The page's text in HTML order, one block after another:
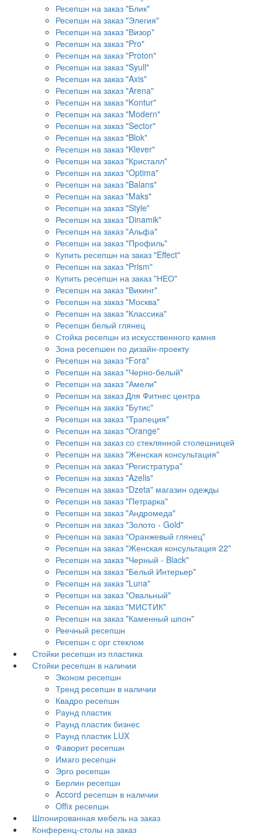
Ресепшн на заказ "Блик"
Ресепшн на заказ "Элегия"
Ресепшн на заказ "Визор"
Ресепшн на заказ "Pro"
Ресепшн на заказ "Proton"
Ресепшн на заказ "Syull"
Ресепшн на заказ "Axis"
Ресепшн на заказ "Arena"
Ресепшн на заказ "Kontur"
Ресепшн на заказ "Modern"
Ресепшн на заказ "Sector"
Ресепшн на заказ "Blok"
Ресепшн на заказ "Klever"
Ресепшн на заказ "Кристалл"
Ресепшн на заказ "Optima"
Ресепшн на заказ "Balans"
Ресепшн на заказ "Maks"
Ресепшн на заказ "Style"
Ресепшн на заказ "Dinamik"
Ресепшн на заказ "Альфа"
Ресепшн на заказ "Профиль"
Купить ресепшн на заказ "Effect"
Ресепшн на заказ "Prism"
Купить ресепшн на заказ "НЕО"
Ресепшн на заказ "Викинг"
Ресепшн на заказ "Москва"
Ресепшн на заказ "Классика"
Ресепшн белый глянец
Стойка ресепшн из искусственного камня
Зона ресепшен по дизайн-проекту
Ресепшн на заказ "Fora"
Ресепшн на заказ "Черно-белый"
Ресепшн на заказ "Амели"
Ресепшн на заказ Для Фитнес центра
Ресепшн на заказ "Бутис"
Ресепшн на заказ "Трапеция"
Ресепшн на заказ "Orange"
Ресепшн на заказ со стеклянной столешницей
Ресепшн на заказ "Женская консультация"
Ресепшн на заказ "Регистратура"
Ресепшн на заказ "Azelis"
Ресепшн на заказ "Dzeta" магазин одежды
Ресепшн на заказ "Петрарка"
Ресепшн на заказ "Андромеда"
Ресепшн на заказ "Золото - Gold"
Ресепшн на заказ "Оранжевый глянец"
Ресепшн на заказ "Женская консультация 22"
Ресепшн на заказ "Черный - Black"
Ресепшн на заказ "Белый Интерьер"
Ресепшн на заказ "Luna"
Ресепшн на заказ "Овальный"
Ресепшн на заказ "МИСТИК"
Ресепшн на заказ "Каменный шпон"
Реечный ресепшн
Ресепшн с орг стеклом
Стойки ресепшн из пластика
Стойки ресепшн в наличии
Эконом ресепшн
Тренд ресепшн в наличии
Квадро ресепшн
Раунд пластик
Раунд пластик бизнес
Раунд пластик LUX
Фаворит ресепшн
Имаго ресепшн
Эрго ресепшн
Берлин ресепшн
Accord ресепшн в наличии
Offix ресепшн
Шпонированная мебель на заказ
Конференц-столы на заказ